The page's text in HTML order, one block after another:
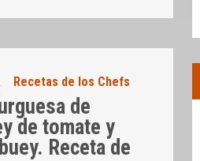
Recetas de los Chefs
de
de tomate y
Receta de